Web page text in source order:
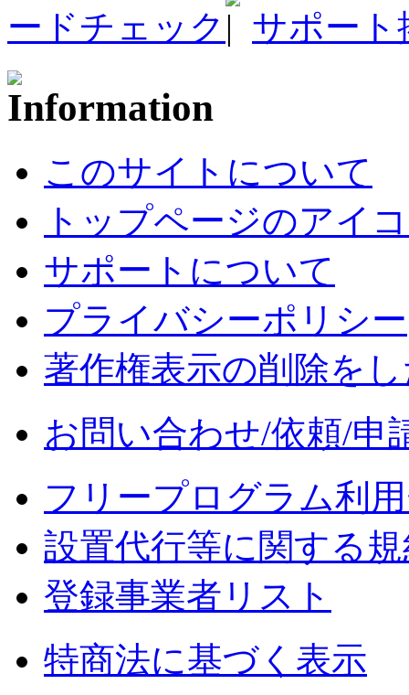
ードチェック
サポート
このサイトについて
トップページのアイ
サポートについて
プライバシーポリシー
著作権表示の削除を
お問い合わせ/依頼/申
フリープログラム利
設置代行等に関する
登録事業者リスト
特商法に基づく表示